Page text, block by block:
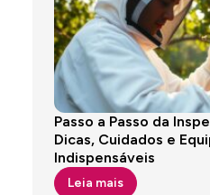
Passo a Passo da
Dicas, Cuidados e
Indispensáveis
Leia mais